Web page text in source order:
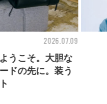
2026.07.09
うこそ。大胆な
ドの先に。装う